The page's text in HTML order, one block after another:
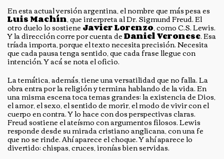
En esta actual versión argentina, el nombre que más pesa es
Luis Machín, que interpreta al Dr. Sigmund Freud. El
otro duelo lo sostieneJavier Lorenzo, como C.S. Lewis.
Y la dirección corre por cuenta deDaniel Veronese. Esa
tríada importa, porque el texto necesita precisión. Necesita
que cada pausa tenga sentido, que cada frase llegue con
intención. Y acá se nota el oficio.
La temática, además, tiene una versatilidad que no falla. La
obra entra por la religión y termina hablando de la vida. En
una misma escena toca temas grandes: la existencia de Dios,
el amor, el sexo, el sentido de morir, el modo de vivir con el
cuerpo en contra. Y lo hace con dos perspectivas claras.
Freud sostiene el ateísmo con argumentos filosos. Lewis
responde desde su mirada cristiano anglicana, con una fe
que no se rinde. Ahí aparece el choque. Y ahí aparece lo
divertido: chispas, cruces, ironías bien servidas.